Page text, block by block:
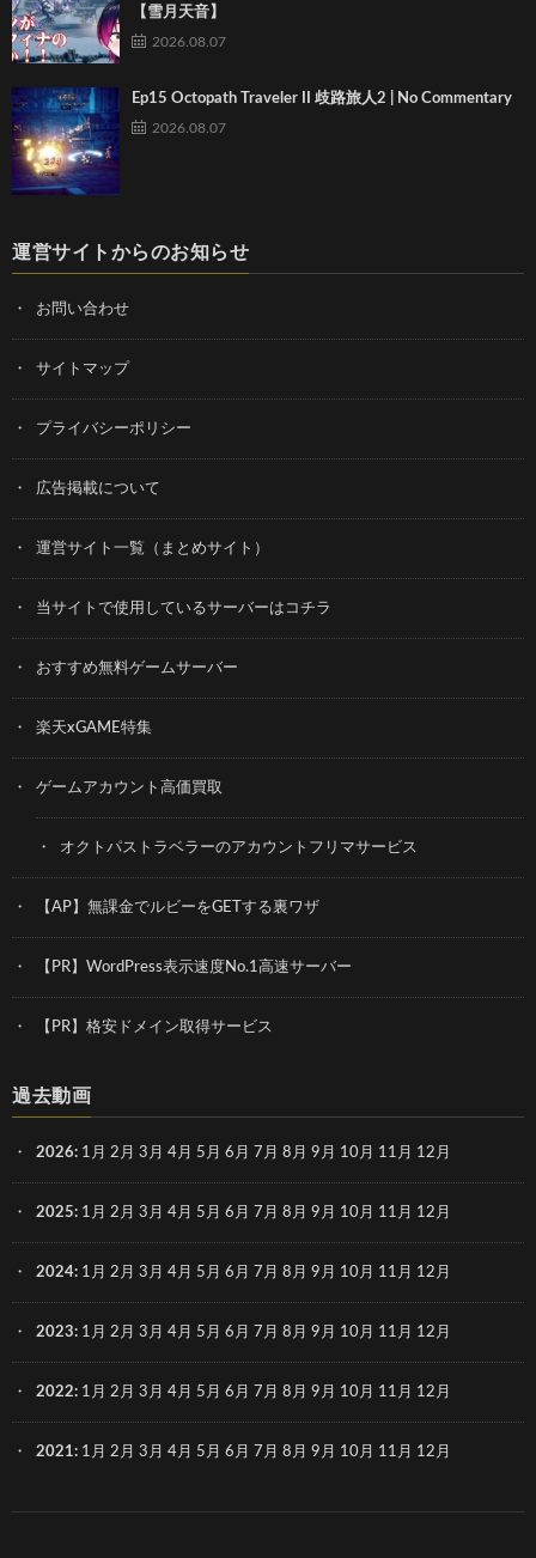
【雪月天音】
2026.08.07
Ep15 Octopath Traveler II 歧路旅人2 | No Commentary
2026.08.07
運営サイトからのお知らせ
お問い合わせ
サイトマップ
プライバシーポリシー
広告掲載について
運営サイト一覧（まとめサイト）
当サイトで使用しているサーバーはコチラ
おすすめ無料ゲームサーバー
楽天xGAME特集
ゲームアカウント高価買取
オクトパストラベラーのアカウントフリマサービス
【AP】無課金でルビーをGETする裏ワザ
【PR】WordPress表示速度No.1高速サーバー
【PR】格安ドメイン取得サービス
過去動画
2026: 1月 2月 3月 4月 5月 6月 7月 8月 9月 10月 11月 12月
2025: 1月 2月 3月 4月 5月 6月 7月 8月 9月 10月 11月 12月
2024: 1月 2月 3月 4月 5月 6月 7月 8月 9月 10月 11月 12月
2023: 1月 2月 3月 4月 5月 6月 7月 8月 9月 10月 11月 12月
2022: 1月 2月 3月 4月 5月 6月 7月 8月 9月 10月 11月 12月
2021: 1月 2月 3月 4月 5月 6月 7月 8月 9月 10月 11月 12月